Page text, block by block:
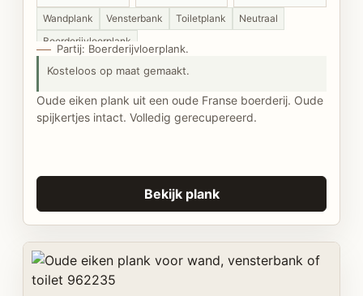
Wandplank Vensterbank Toiletplank
Neutraal
Boerderijvloerplank
Partij: Boerderijvloerplank.
Kosteloos op maat gemaakt.
Oude eiken plank uit een oude Franse boerderij. Oude
spijkertjes intact. Volledig gerecupereerd.
Bekijk plank